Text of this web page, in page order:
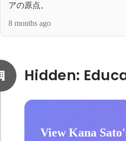
アの原点。
8 months ago
View Kana